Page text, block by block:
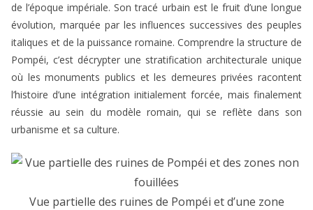
de l’époque impériale. Son tracé urbain est le fruit d’une longue
évolution, marquée par les influences successives des peuples
italiques et de la puissance romaine. Comprendre la structure de
Pompéi, c’est décrypter une stratification architecturale unique
où les monuments publics et les demeures privées racontent
l’histoire d’une intégration initialement forcée, mais finalement
réussie au sein du modèle romain, qui se reflète dans son
urbanisme et sa culture.
Vue partielle des ruines de Pompéi et d’une zone